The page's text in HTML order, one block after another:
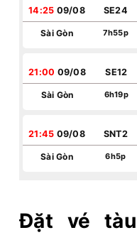
14:25 09/08
Sài Gòn
SE24
7h55p
21:00 09/08
Sài Gòn
SE12
6h19p
21:45 09/08
Sài Gòn
SNT2
6h5p
Đặt vé